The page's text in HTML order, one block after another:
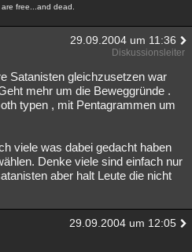
free...and dead.
29.09.2004 um 11:36
Diskussionsleiter
Satanisten gleichzusetzen war
mehr um die Beweggründe .
typen , mit Pentagrammen um
viele was dabei gedacht haben
Denke viele sind einfach nur
aber halt Leute die nicht
29.09.2004 um 12:05